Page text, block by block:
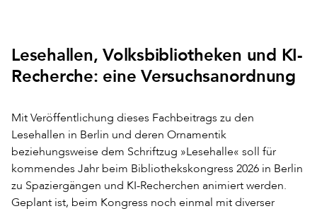
Lesehallen, Volksbibliotheken und KI-
Recherche: eine Versuchsanordnung
Mit Veröffentlichung dieses Fachbeitrags zu den
Lesehallen in Berlin und deren Ornamentik
beziehungsweise dem Schriftzug »Lesehalle« soll für
kommendes Jahr beim Bibliothekskongress 2026 in Berlin
zu Spaziergängen und KI-Recherchen animiert werden.
Geplant ist, beim Kongress noch einmal mit diverser